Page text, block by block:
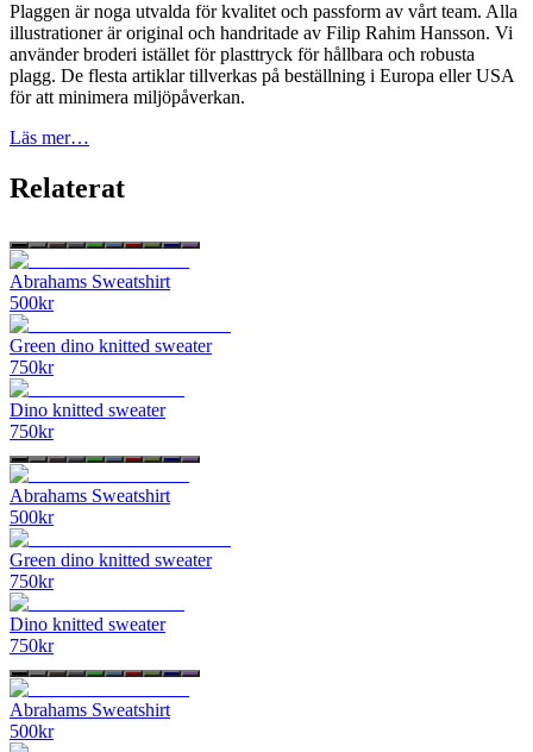
Plaggen är noga utvalda för kvalitet och passform av vårt team. Alla
illustrationer är original och handritade av Filip Rahim Hansson. Vi
använder broderi istället för plasttryck för hållbara och robusta
plagg. De flesta artiklar tillverkas på beställning i Europa eller USA
för att minimera miljöpåverkan.
Läs mer…
Relaterat
Abrahams Sweatshirt
500kr
Green dino knitted sweater
750kr
Dino knitted sweater
750kr
Abrahams Sweatshirt
500kr
Green dino knitted sweater
750kr
Dino knitted sweater
750kr
Abrahams Sweatshirt
500kr